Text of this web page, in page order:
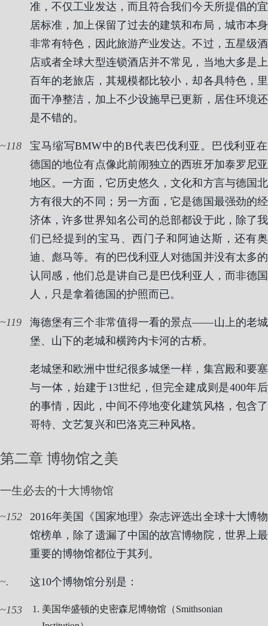
准，不仅工业发达，而且符合我们今天所提倡的宜
居标准，加上保留了过去的建筑和布局，城市本身
非常有特色，因此旅游产业发达。不过，五星级酒
店或者全球大型连锁酒店并不常见，当地大多是上
百年的老旅店，其规模都比较小，却各具特色，里
面干净整洁，加上不少设施早已更新，居住环境还
是不错的。
118
宝马缩写BMW中的B代表巴伐利亚。巴伐利亚在
德国的地位有点像此前闹独立的西班牙加泰罗尼亚
地区。一方面，它历史悠久，文化和方言与德国北
方有很大的不同；另一方面，它是德国最强劲的经
济体，许多世界知名公司的总部都设于此，除了我
们已经提到的宝马、西门子和阿迪达斯，还有奥
迪、彪马等。有的巴伐利亚人对德国并没有太多的
认同感，他们总是讲自己是巴伐利亚人，而非德国
人，只是拿着德国的护照而已。
119
海德堡有三个非常值得一看的景点——山上的老城
堡、山下的老城和横跨内卡河的古桥。
老城堡和欧洲中世纪很多城堡一样，集宫殿和要塞
与一体，始建于13世纪，但完全建成则是400年后
的事情，因此，中间不停地变化建筑风格，包含了
哥特、文艺复兴和巴洛克三种风格。
第二章 博物馆之美
一生必去的十大博物馆
152
2016年美国《国家地理》杂志评选出全球十大博物
馆榜单，除了遗漏了中国的故宫博物院，世界上最
重要的博物馆都位于其列。
. 这10个博物馆分别是：
153
美国华盛顿的史密森尼博物馆（Smithsonian